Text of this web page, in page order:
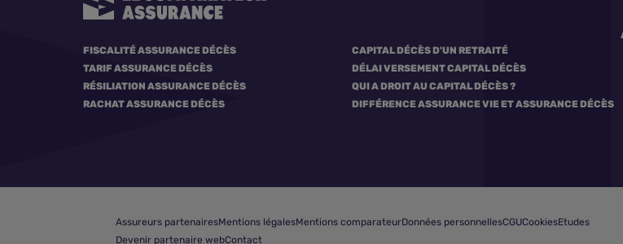
Comparer les mutuelles
FISCALITÉ ASSURANCE DÉCÈS
TARIF ASSURANCE DÉCÈS
RÉSILIATION ASSURANCE DÉCÈS
RACHAT ASSURANCE DÉCÈS
CAPITAL DÉCÈS D'UN RETRAITÉ
DÉLAI VERSEMENT CAPITAL DÉCÈS
QUI A DROIT AU CAPITAL DÉCÈS ?
DIFFÉRENCE ASSURANCE VIE ET ASSURANCE DÉCÈS
Assureurs partenairesMentions légalesMentions comparateurDonnées personnellesCGUCookiesEtudes
Devenir partenaire webContact